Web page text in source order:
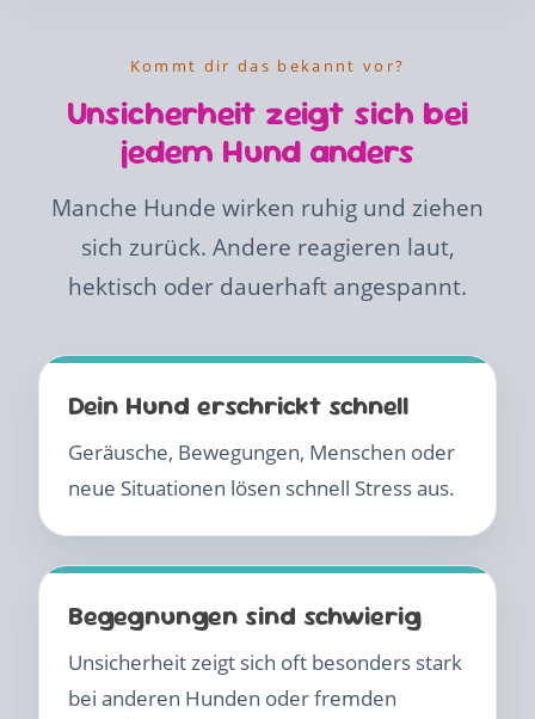
Kommt dir das bekannt vor?
Unsicherheit zeigt sich bei
jedem Hund anders
Manche Hunde wirken ruhig und ziehen
sich zurück. Andere reagieren laut,
hektisch oder dauerhaft angespannt.
Dein Hund erschrickt schnell
Geräusche, Bewegungen, Menschen oder
neue Situationen lösen schnell Stress aus.
Begegnungen sind schwierig
Unsicherheit zeigt sich oft besonders stark
bei anderen Hunden oder fremden